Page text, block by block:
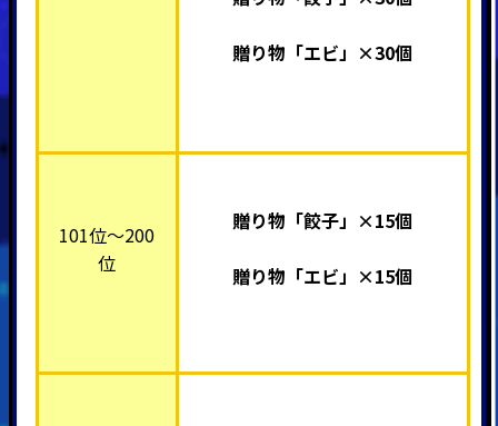
贈り物「エビ」×30個
101位～200
位
贈り物「餃子」×15個
贈り物「エビ」×15個